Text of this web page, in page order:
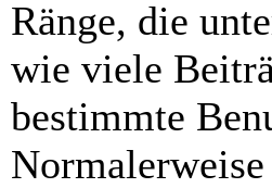
Ränge, die
wie viele
bestimmte